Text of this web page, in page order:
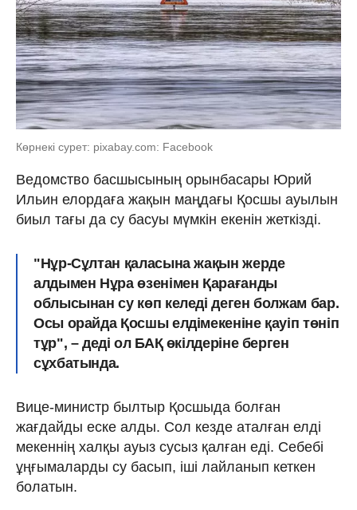
Көрнекі сурет: pixabay.com: Facebook
Ведомство басшысының орынбасары Юрий
Ильин елордаға жақын маңдағы Қосшы ауылын
биыл тағы да су басуы мүмкін екенін жеткізді.
"Нұр-Сұлтан қаласына жақын жерде
алдымен Нұра өзенімен Қарағанды
облысынан су көп келеді деген болжам бар.
Осы орайда Қосшы елдімекеніне қауіп төніп
тұр", – деді ол БАҚ өкілдеріне берген
сұхбатында.
Вице-министр былтыр Қосшыда болған
жағдайды еске алды. Сол кезде аталған елді
мекеннің халқы ауыз сусыз қалған еді. Себебі
ұңғымаларды су басып, іші лайланып кеткен
болатын.